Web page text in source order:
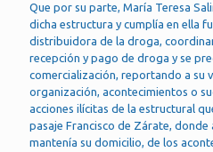
Que por su parte, María Teresa
dicha estructura y cumplía en ella
distribuidora de la droga,
recepción y pago de droga y se
comercialización, reportando a su
organización, acontecimientos o
acciones ilícitas de la estructural
pasaje Francisco de Zárate, donde
mantenía su domicilio, de los